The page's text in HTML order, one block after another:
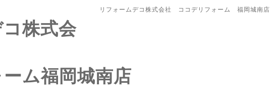
リフォームデコ株式会社 ココデリフォーム 福岡城南店
株式会
ム福岡城南店